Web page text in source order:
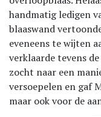
handmatig ledigen
blaaswand
eveneens te wijten
verklaarde tevens
zocht naar een
versoepelen en gaf
maar ook voor de